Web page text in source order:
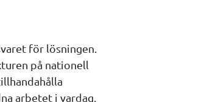
för lösningen.
på nationell
arbetet i vardag,